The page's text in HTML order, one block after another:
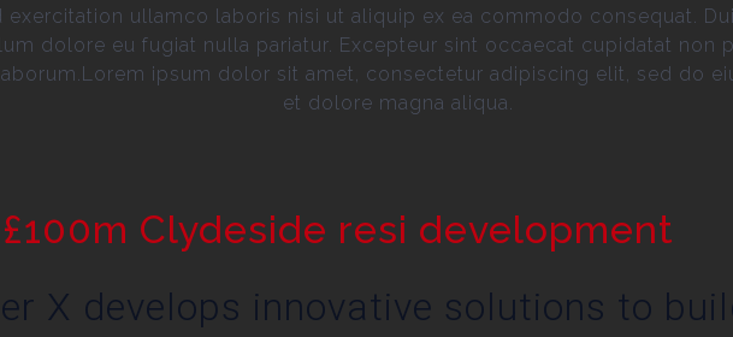
exercitation ullamco laboris nisi ut aliquip ex ea commodo consequat.
dolore eu fugiat nulla pariatur. Excepteur sint occaecat cupidatat non
ipsum dolor sit amet, consectetur adipiscing elit, sed do
et dolore magna aliqua.
Clydeside resi development
X develops innovative solutions to